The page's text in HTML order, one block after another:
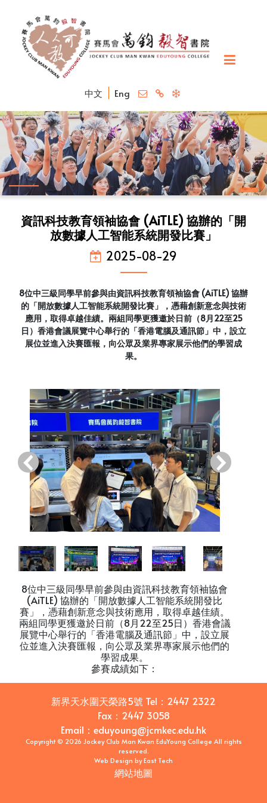
中文 Eng
資訊科技教育領袖協會 (AiTLE) 協辦的「開
放數據人工智能系統開發比賽」
2025-08-29
8位中三級同學早前參與由資訊科技教育領袖協會 (AiTLE) 協辦
的「開放數據人工智能系統開發比賽」，憑藉創新意念與技術
應用，取得卓越佳績。兩組同學更獲邀於日前（8月22至25
日）香港會議展覽中心舉行的「香港電腦及通訊節」中，設立
展位並進入決賽匯報，向公眾及業界專家展示他們的學習成
果。
‹ ›
8位中三級同學早前參與由資訊科技教育領袖協會
(AiTLE) 協辦的「開放數據人工智能系統開發比
賽」，憑藉創新意念與技術應用，取得卓越佳績。
兩組同學更獲邀於日前（8月22至25日）香港會議
展覽中心舉行的「香港電腦及通訊節」中，設立展
位並進入決賽匯報，向公眾及業界專家展示他們的
學習成果。
參賽成績如下：
新界天水圍天榮路5號 Tel： 2447 2322
Fax： 2447 3058
Email ： eduyoung@jcmkec.edu.hk
Copyright © 2026 Jockey Club Man Kwan EduYoung College All rights
reserved.
Web Design byEast Tech
網站地圖